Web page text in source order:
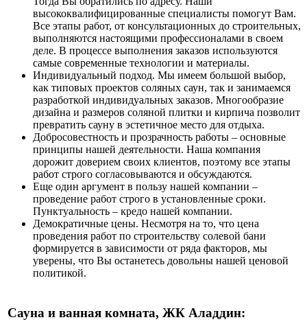
высококвалифицированные специалисты помогут Вам.
Все этапы работ, от консультационных до строительных,
выполняются настоящими профессионалами в своем
деле. В процессе выполнения заказов используются
самые современные технологии и материалы.
Индивидуальный подход. Мы имеем большой выбор,
как типовых проектов соляных саун, так и занимаемся
разработкой индивидуальных заказов. Многообразие
дизайна и размеров соляной плитки и кирпича позволит
превратить сауну в эстетичное место для отдыха.
Добросовестность и прозрачность работы – основные
принципы нашей деятельности. Наша компания
дорожит доверием своих клиентов, поэтому все этапы
работ строго согласовываются и обсуждаются.
Еще один аргумент в пользу нашей компании –
проведение работ строго в установленные сроки.
Пунктуальность – кредо нашей компании.
Демократичные цены. Несмотря на то, что цена
проведения работ по строительству солевой бани
формируется в зависимости от ряда факторов, мы
уверены, что Вы останетесь довольны нашей ценовой
политикой.
Сауна и ванная комната, ЖК Аладдин: